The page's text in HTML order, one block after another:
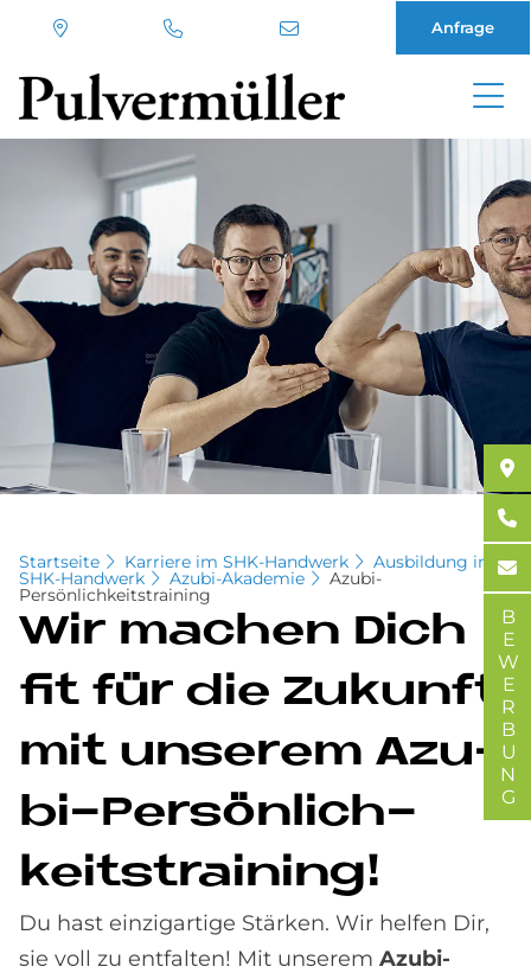
Anfrage
Startseite Karriere im SHK-Handwerk Ausbildung im
SHK-Handwerk Azubi-Akademie Azubi-
Persönlichkeitstraining
Wir ma­chen Dich
fit für die Zu­kun­ft
mit un­se­rem Azu­
bi-Per­sön­lich­
keits­trai­ning!
Du hast einzigartige Stärken. Wir helfen Dir,
sie voll zu entfalten! Mit unserem Azubi-
BEWERBUNG